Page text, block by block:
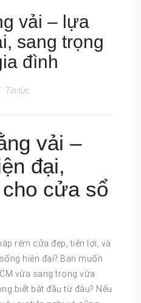
vải – lựa
sang trọng
đình
Tin tức
vải –
đại,
cửa sổ
rèm cửa đẹp, tiện lợi, và
hiện đại? Bạn muốn
vừa sang trọng vừa
biết bắt đầu từ đâu? Nếu